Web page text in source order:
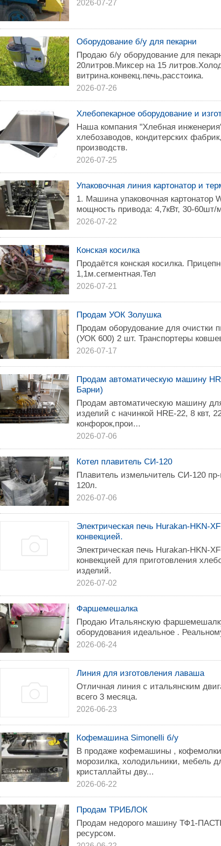
2026-07-27
Оборудование б/у для пекарни
Продаю б/у оборудование для
20литров.Миксер на 15
витрина.конвекц.печь,расстоика.
2026-07-26
Хлебопекарное оборудование и
Наша компания "Хлебная
хлебозаводов, кондитерских
производств.
2026-07-25
Упаковочная линия картонатор и
1. Машина упаковочная картонатор
мощность привода: 4,7кВт, 30-
2026-07-22
Конская косилка
Продаётся конская косилка.
1,1м.сегментная.Тел
2026-07-21
Продам УОК Золушка
Продам оборудование для
(УОК 600) 2 шт. Транспортеры
2026-07-17
Продам автоматическую машину
Барни)
Продам автоматическую машину
изделий с начинкой HRE-22, 8 квт,
конфорок,прои...
2026-07-06
Котел плавитель СИ-120
Плавитель измельчитель СИ-120
120л.
2026-07-06
Электрическая печь Hurakan-HKN-
конвекцией.
Электрическая печь Hurakan-HKN-
конвекцией для приготовления
изделий.
2026-07-02
Фаршемешалка
Продаю Итальянскую
оборудования идеальное .
2026-06-24
Линия для изготовления лаваша
Отличная линия с итальянским
всего 3 месяца.
2026-06-23
Кофемашина Simonelli б/у
В продаже кофемашины ,
морозилка, холодильники, мебель
кристаллайты дву...
2026-06-22
Продам ТРИБЛОК
Продам недорого машину ТФ1-
ресурсом.